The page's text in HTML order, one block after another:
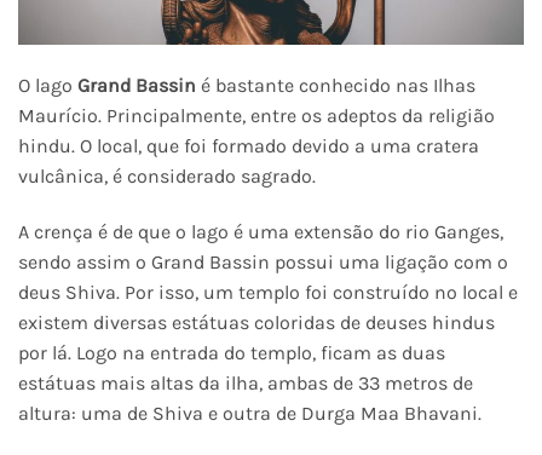
O lago Grand Bassin é bastante conhecido nas Ilhas
Maurício. Principalmente, entre os adeptos da religião
hindu. O local, que foi formado devido a uma cratera
vulcânica, é considerado sagrado.
A crença é de que o lago é uma extensão do rio Ganges,
sendo assim o Grand Bassin possui uma ligação com o
deus Shiva. Por isso, um templo foi construído no local e
existem diversas estátuas coloridas de deuses hindus
por lá. Logo na entrada do templo, ficam as duas
estátuas mais altas da ilha, ambas de 33 metros de
altura: uma de Shiva e outra de Durga Maa Bhavani.